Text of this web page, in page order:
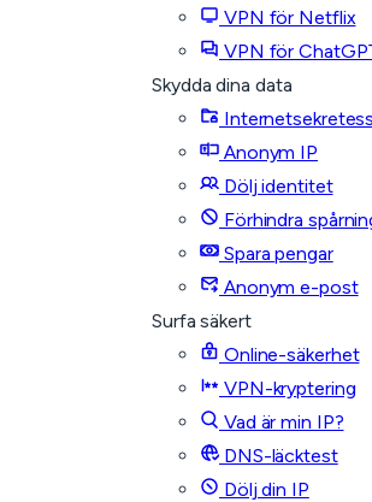
VPN för Netflix
VPN för
Skydda dina data
Internetsekretess
Anonym IP
Dölj identitet
Förhindra
Spara pengar
Anonym e-post
Surfa säkert
Online-säkerhet
VPN-kryptering
Vad är min IP?
DNS-läcktest
Dölj din IP